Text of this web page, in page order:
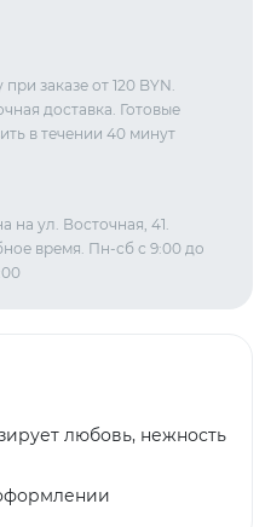
заказе от 120 BYN.
доставка. Готовые
в течении 40 минут
на ул. Восточная, 41.
время. Пн-сб с 9:00 до
любовь, нежность